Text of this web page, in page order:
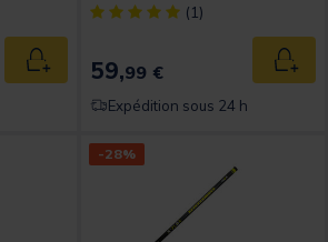
Ajouter au panier
[object Object] out of 5
(1)
59,99 €
Expédition sous 24 h
-28%